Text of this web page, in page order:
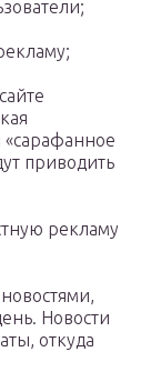
«сарафанное
приводить
рекламу
Новости
откуда